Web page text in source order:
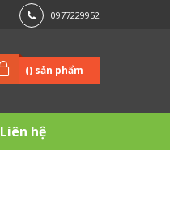
0977229952
() sản phẩm
Liên hệ